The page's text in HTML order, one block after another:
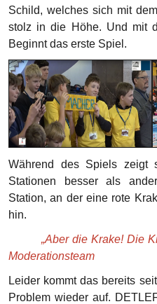
Schild, welches sich mit
stolz in die Höhe. Und mit
Beginnt das erste Spiel.
Während des Spiels zeigt
Stationen besser als
Station, an der eine rote
hin.
„Aber die Krake! Die
Moderationsteam
Leider kommt das bereits
Problem wieder auf.